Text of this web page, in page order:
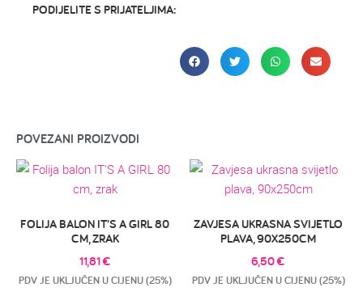
PODIJELITE S PRIJATELJIMA:
POVEZANI PROIZVODI
FOLIJA BALON IT’S A GIRL 80
CM, ZRAK
11,81€
PDV JE UKLJUČEN U CIJENU (25%)
ZAVJESA UKRASNA SVIJETLO
PLAVA, 90X250CM
6,50€
PDV JE UKLJUČEN U CIJENU (25%)